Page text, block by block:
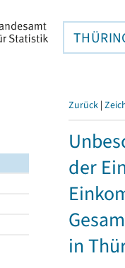
Zurück |
der
in